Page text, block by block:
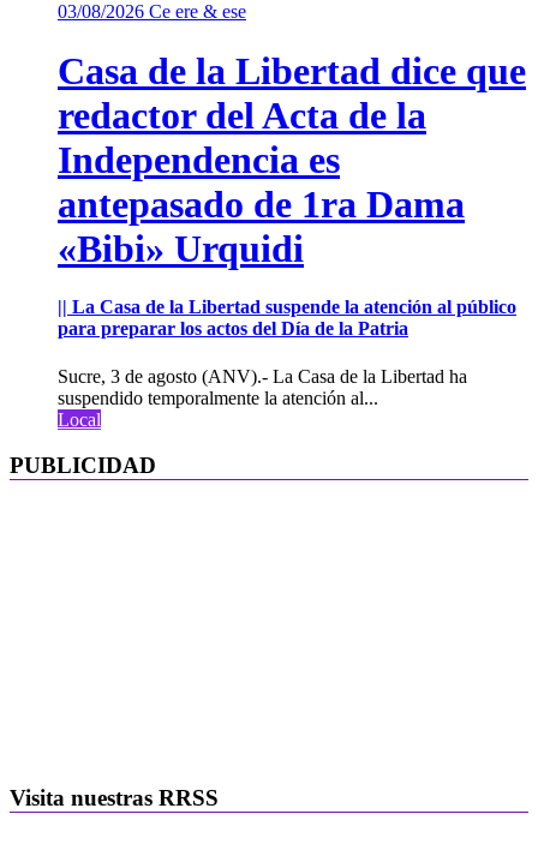
03/08/2026 Ce ere & ese
Casa de la Libertad dice que
redactor del Acta de la
Independencia es
antepasado de 1ra Dama
«Bibi» Urquidi
|| La Casa de la Libertad suspende la atención al público
para preparar los actos del Día de la Patria
Sucre, 3 de agosto (ANV).- La Casa de la Libertad ha
suspendido temporalmente la atención al...
Local
PUBLICIDAD
Visita nuestras RRSS